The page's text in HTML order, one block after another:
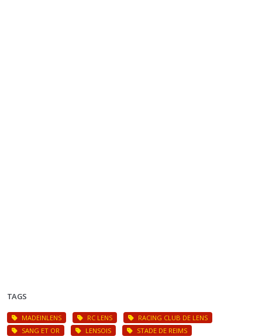
TAGS
MADEINLENS RC LENS
RACING CLUB DE LENS
SANG ET OR
LENSOIS
STADE DE REIMS